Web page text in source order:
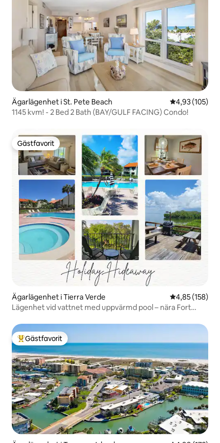
Ägarlägenhet i St. Pete Beach 4,93 av 5 i
4,93 (105)
1145 kvm! - 2 Bed 2 Bath (BAY/GULF FACING) Condo!
Gästfavorit
Gästfavorit
Ägarlägenhet i Tierra Verde 4,85 av 5 i
4,85 (158)
Lägenhet vid vattnet med uppvärmd pool – nära Fort
Populär gästfavorit
Gästfavorit